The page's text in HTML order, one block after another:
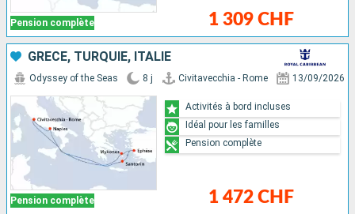
Pension complète 1 309 CHF
GRÈCE, TURQUIE, ITALIE
Pension complète
Odyssey of the Seas 8 j Civitavecchia - Rome 13/09/2026
1 472 CHF
Activités à bord incluses
Idéal pour les familles
Pension complète